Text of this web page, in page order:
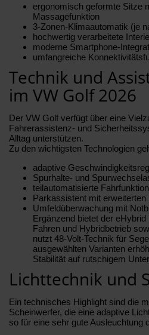
ergonomisch geformte Sitze
Massagefunktion
3-Zonen-Klimaautomatik (je
hochwertig verarbeitete
moderne Smartphone-
umfangreiche
Technik und
im VW Golf 2026
Der VW Golf verfügt über eine
Fahrerassistenz- und
Alltag unterstützen.
Zu den wichtigsten Technologien
adaptive
Spurhalte- und
teilautomatisierte
Parkassistent mit erweiterten
Umfeldüberwachung mit
Ergänzend bietet der
Fahren und Hybridbetrieb
nutzt 48-Volt-Technik für
ausgewählten Varianten
Stabilität auf rutschigem
Lichttechnik und
Ein technisches Highlight sind die
Scheinwerfer, die eine adaptive
so für eine sehr gute Ausleuchtung